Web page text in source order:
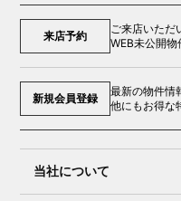
来店予約
ご来店いただ
WEB未公開物
新規会員登録
最新の物件情
他にもお得な
当社について